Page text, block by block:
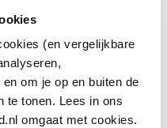
(en vergelijkbare
om je op en buiten de
te tonen. Lees in ons
omgaat met cookies.